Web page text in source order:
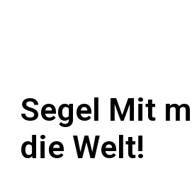
Segel Mit
die Welt!